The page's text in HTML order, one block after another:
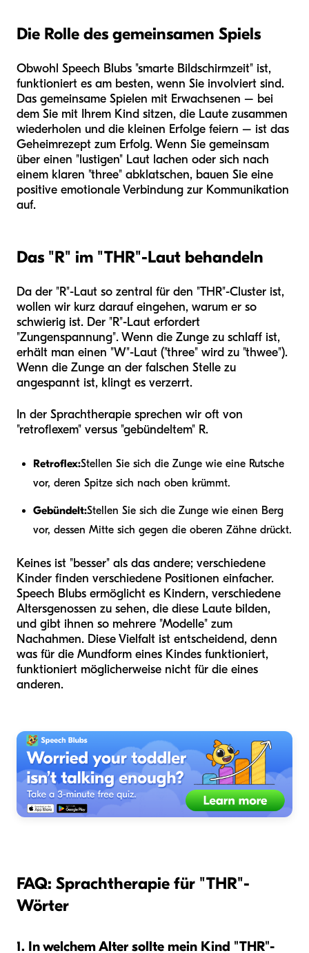
Die Rolle des gemeinsamen Spiels
Obwohl Speech Blubs "smarte Bildschirmzeit" ist,
funktioniert es am besten, wenn Sie involviert sind.
Das gemeinsame Spielen mit Erwachsenen – bei
dem Sie mit Ihrem Kind sitzen, die Laute zusammen
wiederholen und die kleinen Erfolge feiern – ist das
Geheimrezept zum Erfolg. Wenn Sie gemeinsam
über einen "lustigen" Laut lachen oder sich nach
einem klaren "three" abklatschen, bauen Sie eine
positive emotionale Verbindung zur Kommunikation
auf.
Das "R" im "THR"-Laut behandeln
Da der "R"-Laut so zentral für den "THR"-Cluster ist,
wollen wir kurz darauf eingehen, warum er so
schwierig ist. Der "R"-Laut erfordert
"Zungenspannung". Wenn die Zunge zu schlaff ist,
erhält man einen "W"-Laut ("three" wird zu "thwee").
Wenn die Zunge an der falschen Stelle zu
angespannt ist, klingt es verzerrt.
In der Sprachtherapie sprechen wir oft von
"retroflexem" versus "gebündeltem" R.
Retroflex:Stellen Sie sich die Zunge wie eine Rutsche
vor, deren Spitze sich nach oben krümmt.
Gebündelt:Stellen Sie sich die Zunge wie einen Berg
vor, dessen Mitte sich gegen die oberen Zähne drückt.
Keines ist "besser" als das andere; verschiedene
Kinder finden verschiedene Positionen einfacher.
Speech Blubs ermöglicht es Kindern, verschiedene
Altersgenossen zu sehen, die diese Laute bilden,
und gibt ihnen so mehrere "Modelle" zum
Nachahmen. Diese Vielfalt ist entscheidend, denn
was für die Mundform eines Kindes funktioniert,
funktioniert möglicherweise nicht für die eines
anderen.
FAQ: Sprachtherapie für "THR"-
Wörter
1. In welchem Alter sollte mein Kind "THR"-